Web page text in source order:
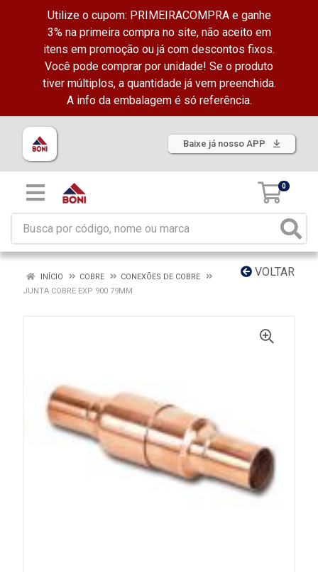
Utilize o cupom: PRIMEIRACOMPRA e ganhe
3% na primeira compra no site, não aceito em
itens em promoção ou já com descontos fixos.
Você pode comprar por unidade! Se o produto
tiver múltiplos, a quantidade já vem preenchida.
A info da embalagem é só referência.
Baixe já nosso APP
0
VOLTAR
INÍCIO COBRE
CONEXÕES DE COBRE
JUNTA COBRE EXP 900 79MM